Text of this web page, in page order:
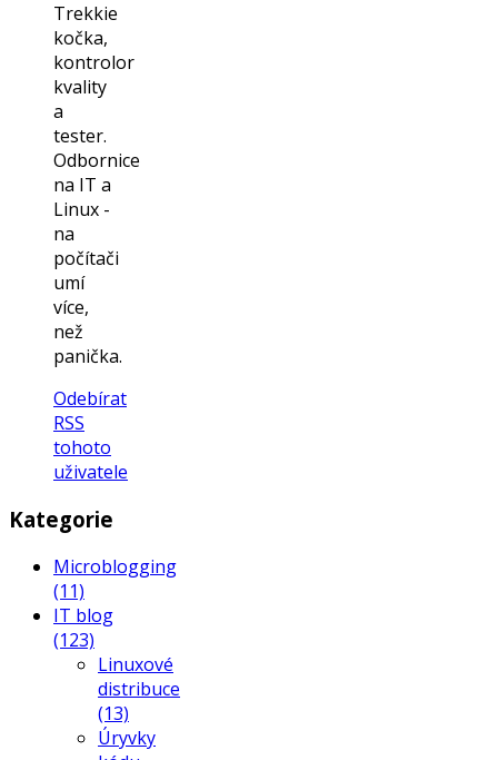
Trekkie
kočka,
kontrolor
kvality
a
tester.
Odbornice
na IT a
Linux -
na
počítači
umí
více,
než
panička.
Odebírat
RSS
tohoto
uživatele
Kategorie
Microblogging
(11)
IT blog
(123)
Linuxové
distribuce
(13)
Úryvky